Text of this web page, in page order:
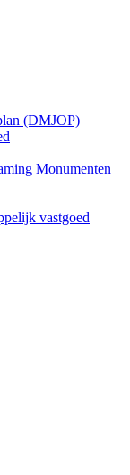
(DMJOP)
Monumenten
vastgoed